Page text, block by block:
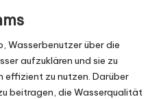
Wasserbenutzer über die
aufzuklären und sie zu
effizient zu nutzen. Darüber
beitragen, die Wasserqualität